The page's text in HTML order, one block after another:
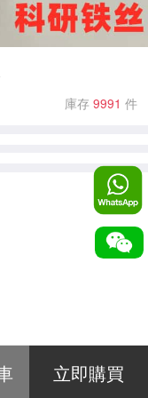
庫存 9991 件